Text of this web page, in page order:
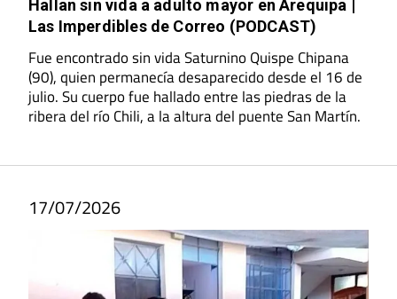
Hallan sin vida a adulto mayor en Arequipa |
Las Imperdibles de Correo (PODCAST)
Fue encontrado sin vida Saturnino Quispe Chipana
(90), quien permanecía desaparecido desde el 16 de
julio. Su cuerpo fue hallado entre las piedras de la
ribera del río Chili, a la altura del puente San Martín.
17/07/2026